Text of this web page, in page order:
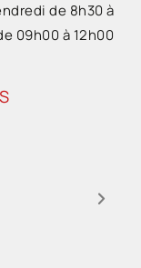
de 8h30 à
09h00 à 12h00